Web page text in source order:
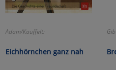
Adam/Kauffelt:
Eichhörnchen ganz nah